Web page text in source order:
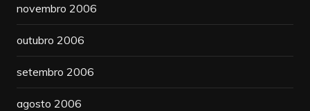
novembro 2006
outubro 2006
setembro 2006
agosto 2006